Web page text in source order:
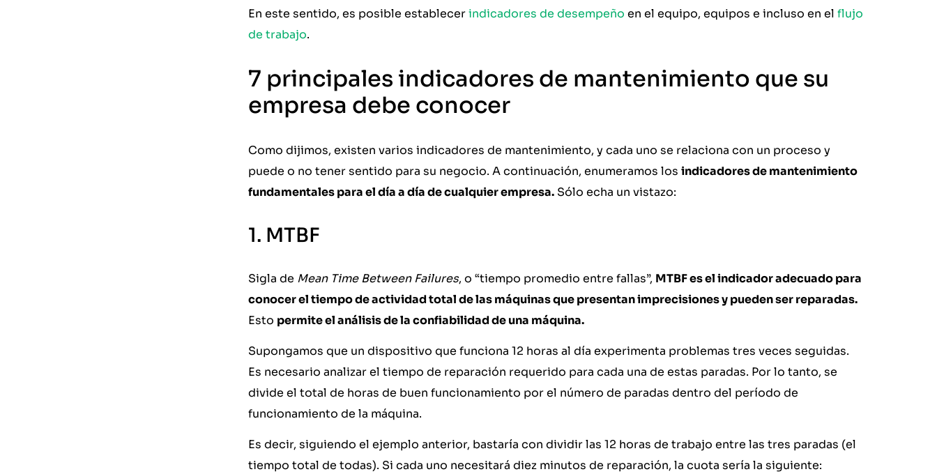
En este sentido, es posible establecerindicadores de desempeño en el equipo, equipos e incluso en el flujo
de trabajo.
7 principales indicadores de mantenimiento que su
empresa debe conocer
Como dijimos, existen varios indicadores de mantenimiento, y cada uno se relaciona con un proceso y
puede o no tener sentido para su negocio. A continuación, enumeramos los indicadores de mantenimiento
fundamentales para el día a día de cualquier empresa. Sólo echa un vistazo:
1. MTBF
Sigla de Mean Time Between Failures, o “tiempo promedio entre fallas”, MTBF es el indicador adecuado para
conocer el tiempo de actividad total de las máquinas que presentan imprecisiones y pueden ser reparadas.
Esto permite el análisis de la confiabilidad de una máquina.
Supongamos que un dispositivo que funciona 12 horas al día experimenta problemas tres veces seguidas.
Es necesario analizar el tiempo de reparación requerido para cada una de estas paradas. Por lo tanto, se
divide el total de horas de buen funcionamiento por el número de paradas dentro del período de
funcionamiento de la máquina.
Es decir, siguiendo el ejemplo anterior, bastaría con dividir las 12 horas de trabajo entre las tres paradas (el
tiempo total de todas). Si cada uno necesitará diez minutos de reparación, la cuota sería la siguiente: